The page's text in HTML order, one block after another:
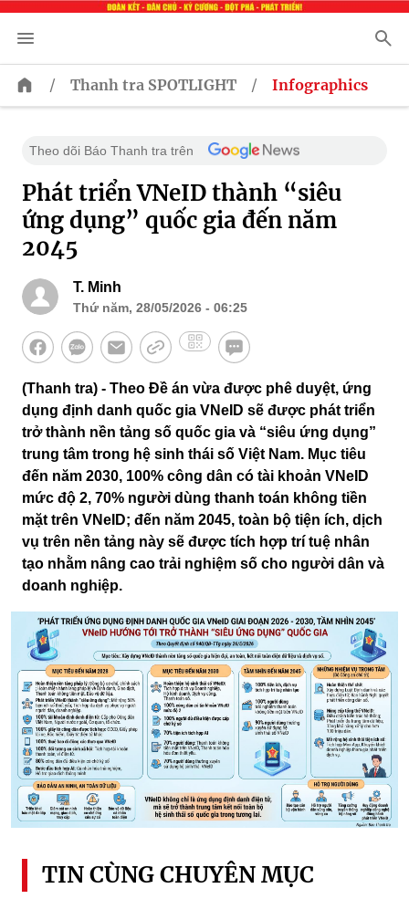
/ Thanh tra SPOTLIGHT / Infographics
Theo dõi Báo Thanh tra trên
Phát triển VNeID thành “siêu
ứng dụng” quốc gia đến năm
2045
T. Minh
Thứ năm, 28/05/2026 - 06:25
(Thanh tra) - Theo Đề án vừa được phê duyệt, ứng
dụng định danh quốc gia VNeID sẽ được phát triển
trở thành nền tảng số quốc gia và “siêu ứng dụng”
trung tâm trong hệ sinh thái số Việt Nam. Mục tiêu
đến năm 2030, 100% công dân có tài khoản VNeID
mức độ 2, 70% người dùng thanh toán không tiền
mặt trên VNeID; đến năm 2045, toàn bộ tiện ích, dịch
vụ trên nền tảng này sẽ được tích hợp trí tuệ nhân
tạo nhằm nâng cao trải nghiệm số cho người dân và
doanh nghiệp.
TIN CÙNG CHUYÊN MỤC